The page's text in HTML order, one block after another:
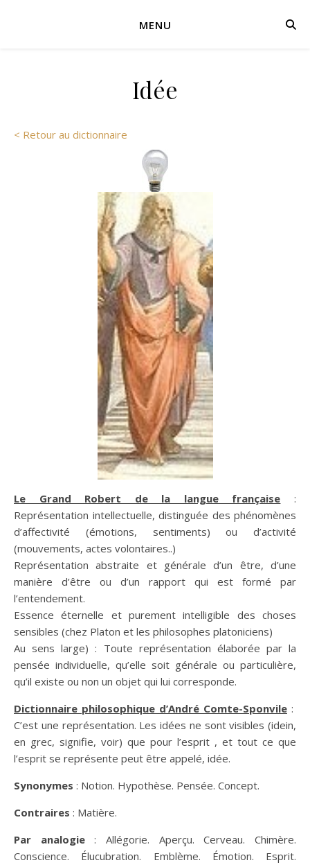
MENU
Idée
< Retour au dictionnaire
Le Grand Robert de la langue française :
Représentation intellectuelle, distinguée des phénomènes
d’affectivité (émotions, sentiments) ou d’activité
(mouvements, actes volontaires..)
Représentation abstraite et générale d’un être, d’une
manière d’être ou d’un rapport qui est formé par
l’entendement.
Essence éternelle et purement intelligible des choses
sensibles (chez Platon et les philosophes platoniciens)
Au sens large) : Toute représentation élaborée par la
pensée individuelle, qu’elle soit générale ou particulière,
qu’il existe ou non un objet qui lui corresponde.
Dictionnaire philosophique d’André Comte-Sponvile :
C’est une représentation. Les idées ne sont visibles (idein,
en grec, signifie, voir) que pour l’esprit , et tout ce que
l’esprit se représente peut être appelé, idée.
Synonymes : Notion. Hypothèse. Pensée. Concept.
Contraires : Matière.
Par analogie: Allégorie. Aperçu. Cerveau. Chimère.
Conscience. Élucubration. Emblème. Émotion. Esprit.